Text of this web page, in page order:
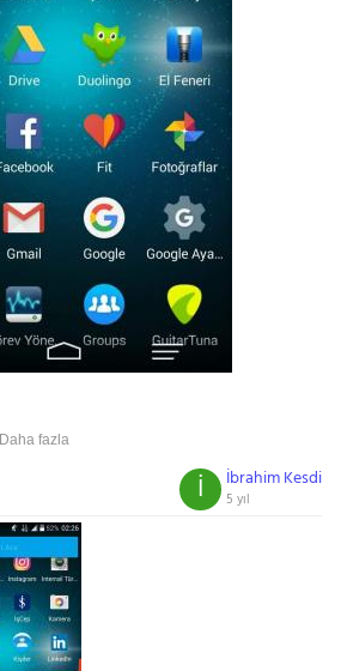
Daha fazla
İbrahim Kesdi
5 yıl
İ